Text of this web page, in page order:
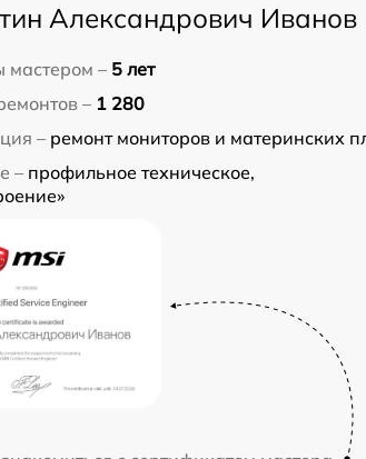
Александрович Иванов
мастером – 5 лет
– 1 280
– ремонт мониторов и материнских
– профильное техническое,